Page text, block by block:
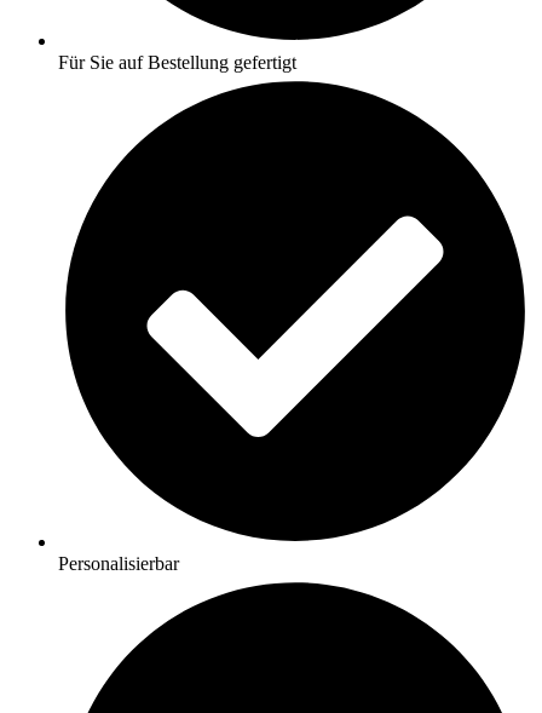
Für Sie auf Bestellung gefertigt
Personalisierbar